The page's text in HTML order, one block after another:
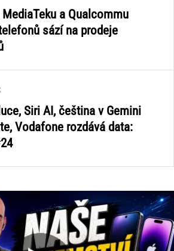
a Qualcommu
sází na prodeje
Siri AI, čeština v Gemini
Vodafone rozdává data: